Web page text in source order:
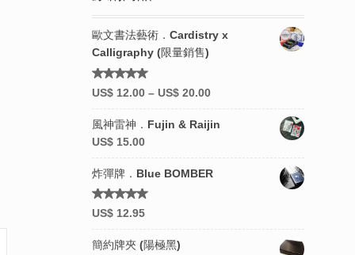
歐文書法藝術．Cardistry x
Calligraphy (限量銷售)
評分
5.00滿
US$12.00– US$20.00
風神雷神．Fujin & Raijin
US$15.00
炸彈牌．Blue BOMBER
評分
4.92滿
US$12.95
簡約牌夾 (陽極黑)